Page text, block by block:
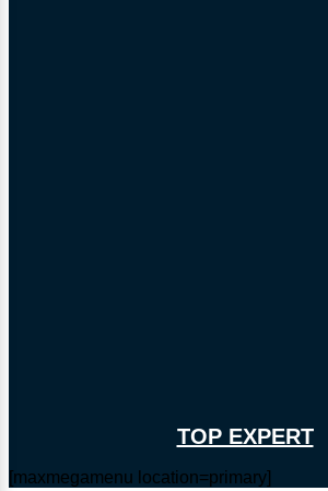
TOP EXPERT
[maxmegamenu location=primary]